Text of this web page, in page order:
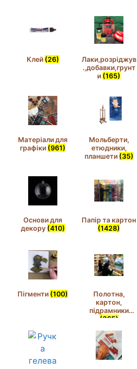
Клей (26)
Лаки,розріджув
.,добавки,грунт
и (165)
Матеріали для
графіки (961)
Мольберти,
етюдники,
планшети (35)
Основи для
декору (410)
Папір та картон
(1428)
Пігменти (100)
Полотна,
картон,
підрамники
(365)